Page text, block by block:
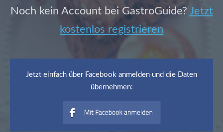
Noch kein Account bei GastroGuide? Jetzt
kostenlos registrieren
Jetzt einfach über Facebook anmelden und die Daten
übernehmen: